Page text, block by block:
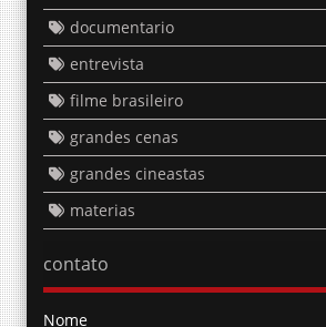
documentario
entrevista
filme brasileiro
grandes cenas
grandes cineastas
materias
contato
Nome